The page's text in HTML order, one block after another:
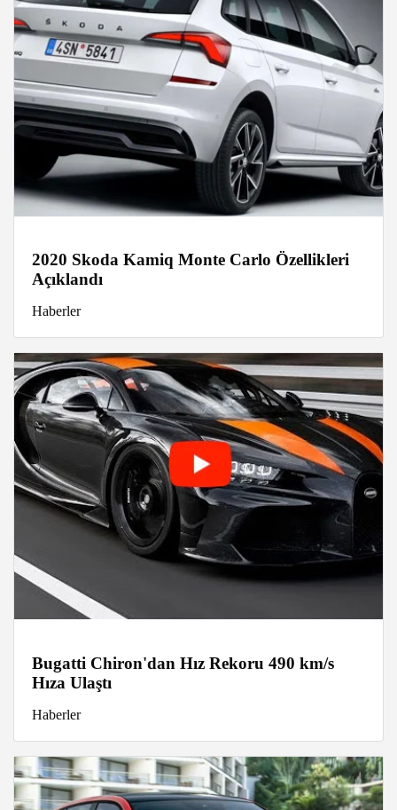
2020 Skoda Kamiq Monte Carlo Özellikleri
Açıklandı
Haberler
Bugatti Chiron'dan Hız Rekoru 490 km/s
Hıza Ulaştı
Haberler